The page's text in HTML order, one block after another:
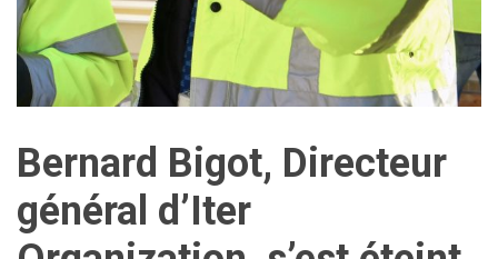
Bernard Bigot, Directeur
général d’Iter